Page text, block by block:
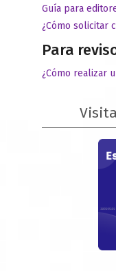
Guía para
¿Cómo solicitar
Para
¿Cómo realizar